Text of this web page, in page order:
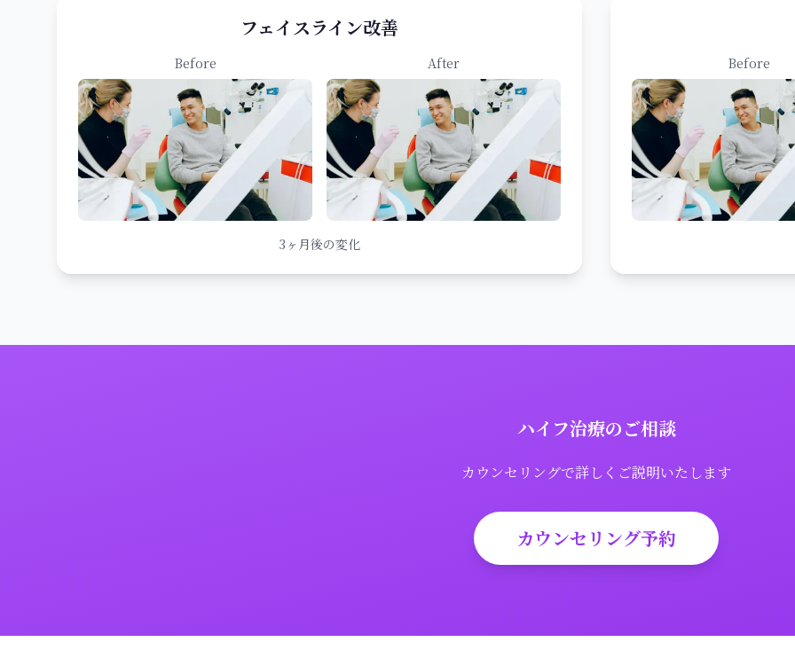
フェイスライン改善
Before After
3ヶ月後の変化
Before
ハイフ治療のご相談
カウンセリングで詳しくご説明いたします
カウンセリング予約